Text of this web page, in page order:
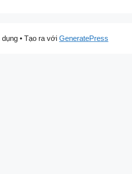
• Tạo ra với GeneratePress